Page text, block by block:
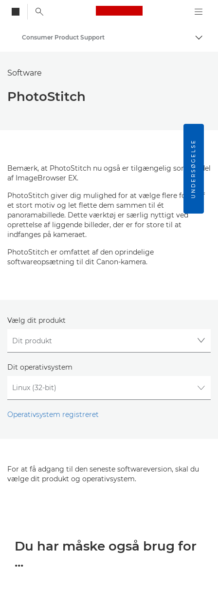
Canon Logo, back
Skift
Consumer Product Support
Software
PhotoStitch
Bemærk, at PhotoStitch nu også er tilgængelig som en del
af ImageBrowser EX.
PhotoStitch giver dig mulighed for at vælge flere fotos af
et stort motiv og let flette dem sammen til ét
panoramabillede. Dette værktøj er særlig nyttigt ved
oprettelse af liggende billeder, der er for store til at
indfanges på kameraet.
PhotoStitch er omfattet af den oprindelige
softwareopsætning til dit Canon-kamera.
Vælg dit produkt
Dit operativsystem
Operativsystem registreret
For at få adgang til den seneste softwareversion, skal du
vælge dit produkt og operativsystem.
Du har måske også brug for
...
UNDERSØGELSE